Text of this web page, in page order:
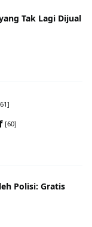
Tak Lagi Dijual
[60]
Polisi: Gratis